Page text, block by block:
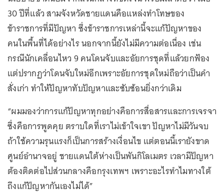
30 ปีที่แล้ว สามจังหวัดชายแดนคือแหล่งทำโทษของ
ข้าราชการที่มีปัญหา ซึ่งข้าราชการเหล่านี้จะแก้ปัญหาของ
คนในพื้นที่ได้อย่างไร นอกจากนี้ยังไม่มีความต่อเนื่อง เช่น
กรณีนักเคลื่อนไหว 9 คนโดนจับและอัยการชุดที่แล้วยกฟ้อง
แต่ปรากฏว่าโดนจับใหม่อีกเพราะอัยการชุดใหม่ถือว่าเป็นคำ
สั่งเก่า ทำให้ปัญหาทับปัญหาและซับซ้อนยิ่งกว่าเดิม
“ผมมองว่าการแก้ปัญหาทุกอย่างคือการสื่อสารและการเจรจา
ซึ่งคือการพูดคุย ตราบใดที่เราไม่เข้าใจเขา ปัญหาไม่มีวันจบ
ถ้าใช้ความรุนแรงก็เป็นการสร้างเงื่อนไข แต่ตอนนี้เรายังขาด
ศูนย์อำนาจอยู่ ชายแดนใต้ห่างเป็นพันกิโลเมตร เวลามีปัญหา
ต้องติดต่อไปส่วนกลางคือกรุงเทพฯ เพราะอะไรทำไมทางใต้
ถึงแก้ปัญหากันเองไม่ได้”